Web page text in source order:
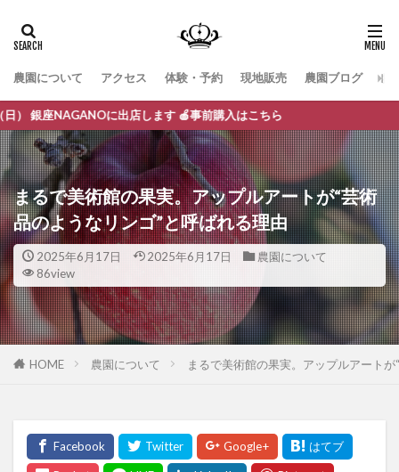
農園について アクセス 体験・予約 現地販売 農園ブログ お
出店します 🍎事前購入はこちら
まるで美術館の果実。アップルアートが“芸術
品のようなリンゴ”と呼ばれる理由
2025年6月17日 2025年6月17日
農園について
86view
HOME 農園について まるで美術館の果実。アップルアート